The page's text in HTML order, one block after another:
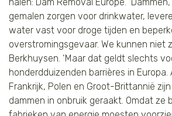
gemalen zorgen voor drinkwater,
water vast voor droge tijden en
overstromingsgevaar. We kunnen niet
Berkhuysen. ‘Maar dat geldt slechts
honderdduizenden barrières in Europa.
Frankrijk, Polen en Groot-Brittannië
dammen in onbruik geraakt. Omdat ze